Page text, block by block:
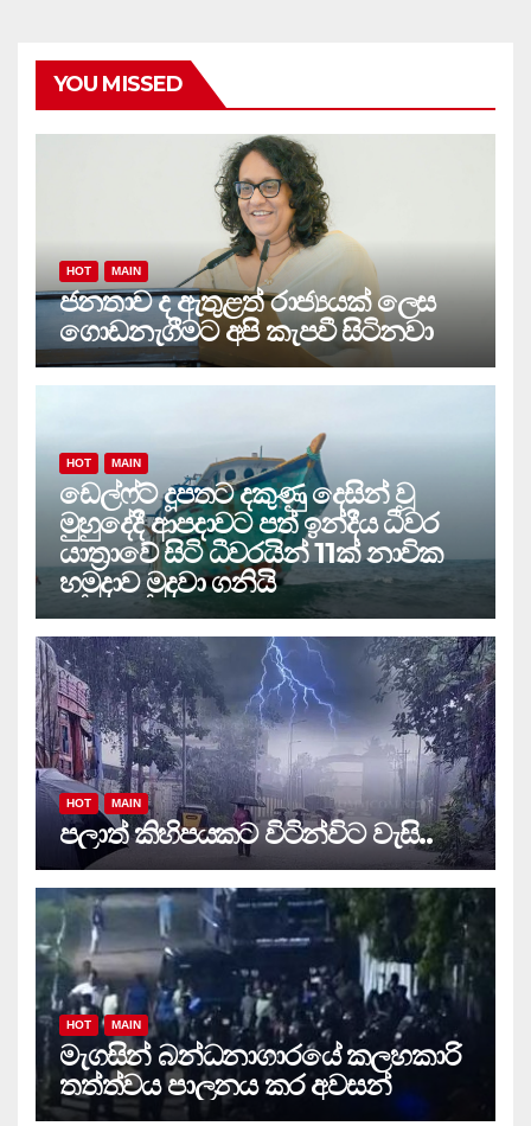
YOU MISSED
HOT MAIN
ජනතාව ද ඇතුළත් රාජ්‍යයක් ලෙස
ගොඩනැගීමට අපි කැපවී සිටිනවා
HOT MAIN
ඩෙල්ෆ්ට් දූපතට දකුණු දෙසින් වූ
මුහුදේදී ආපදාවට පත් ඉන්දීය ධීවර
යාත්‍රාවේ සිටි ධීවරයින් 11ක් නාවික
හමුදාව මුදවා ගනියි
HOT MAIN
පලාත් කිහිපයකට විටින්විට වැසි..
HOT MAIN
මැගසින් බන්ධනාගාරයේ කලහකාරි
තත්ත්වය පාලනය කර අවසන්